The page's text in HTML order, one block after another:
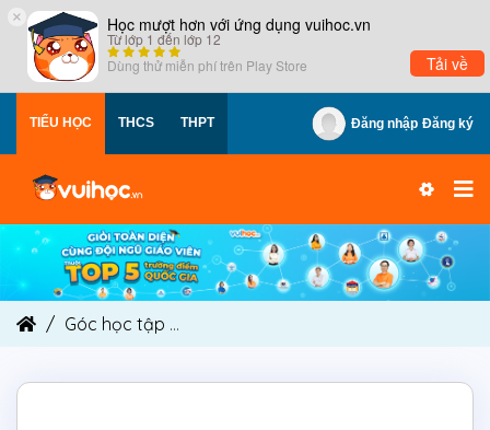
× Học mượt hơn với ứng dụng vuihoc.vn
Từ lớp 1 đến lớp 12
Dùng thử miễn phí trên Play Store Tải về
TIỂU HỌC THCS THPT Đăng nhập Đăng ký
Góc học tập